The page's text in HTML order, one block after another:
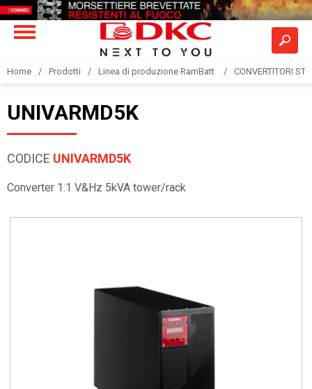
Home Prodotti Linea di produzione RamBatt CONVERTITORI
UNIVARMD5K
CODICE UNIVARMD5K
Converter 1:1 V&Hz 5kVA tower/rack